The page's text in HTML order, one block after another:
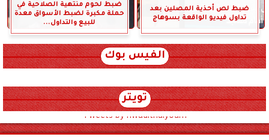
ضبط لص أحذية المصلين بعد
تداول فيديو الواقعة بسوهاج
ضبط لحوم منتهية الصلاحية في
حملة مكبرة لضبط الأسواق معدة
للبيع والتداول...
الفيس بوك
تويتر
Tweets by hwadithalyoum